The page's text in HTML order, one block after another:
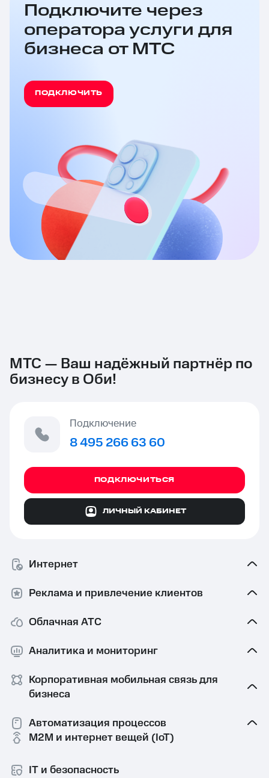
Подключите через
оператора услуги для
бизнеса от МТС
ПОДКЛЮЧИТЬ
МТС — Ваш надёжный партнёр по
бизнесу в Оби!
Подключение
8 495 266 63 60
ПОДКЛЮЧИТЬСЯ
ЛИЧНЫЙ КАБИНЕТ
Интернет
Реклама и привлечение клиентов
Облачная АТС
Аналитика и мониторинг
Корпоративная мобильная связь⁠ для
бизнеса
Автоматизация процессов
M2M и интернет вещей (IoT)
IT и безопасность